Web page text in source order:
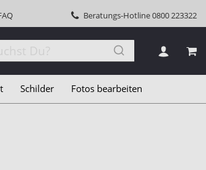
Beratungs-Hotline0800 223322
Schilder Fotos bearbeiten